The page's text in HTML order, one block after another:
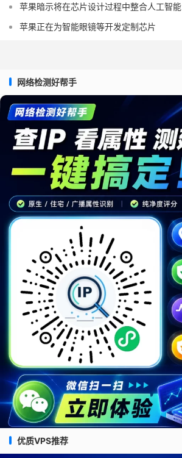
苹果暗示将在芯片设计过程中整合人工智能
苹果正在为智能眼镜等开发定制芯片
网络检测好帮手
优质VPS推荐